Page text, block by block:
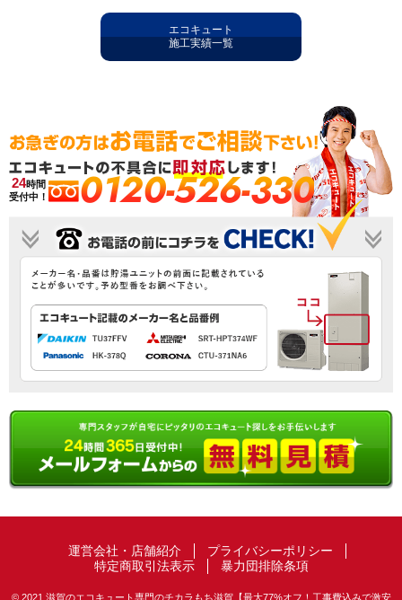
エコキュート
施工実績一覧
24時間
受付中！
0120-526-330
運営会社・店舗紹介
プライバシーポリシー
特定商取引法表示
暴力団排除条項
© 2021 滋賀のエコキュート専門のチカラもち滋賀【最大77%オフ！工事費込みで激安